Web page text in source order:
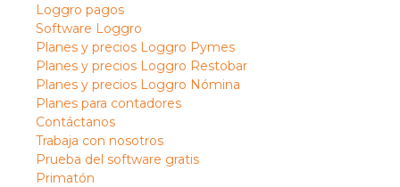
Loggro pagos
Software Loggro
Planes y precios Loggro Pymes
Planes y precios Loggro Restobar
Planes y precios Loggro Nómina
Planes para contadores
Contáctanos
Trabaja con nosotros
Prueba del software gratis
Primatón